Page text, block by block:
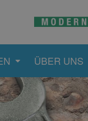
ÜBER UNS